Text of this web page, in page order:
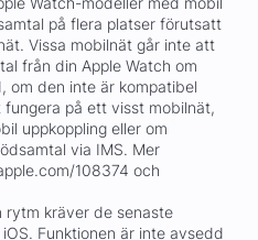
på flera platser förutsatt
Vissa mobilnät går inte att
från din Apple Watch om
om den inte är kompatibel
på ett visst mobilnät,
uppkoppling eller om
via IMS. Mer
108374 och
rytm kräver de senaste
Funktionen är inte avsedd